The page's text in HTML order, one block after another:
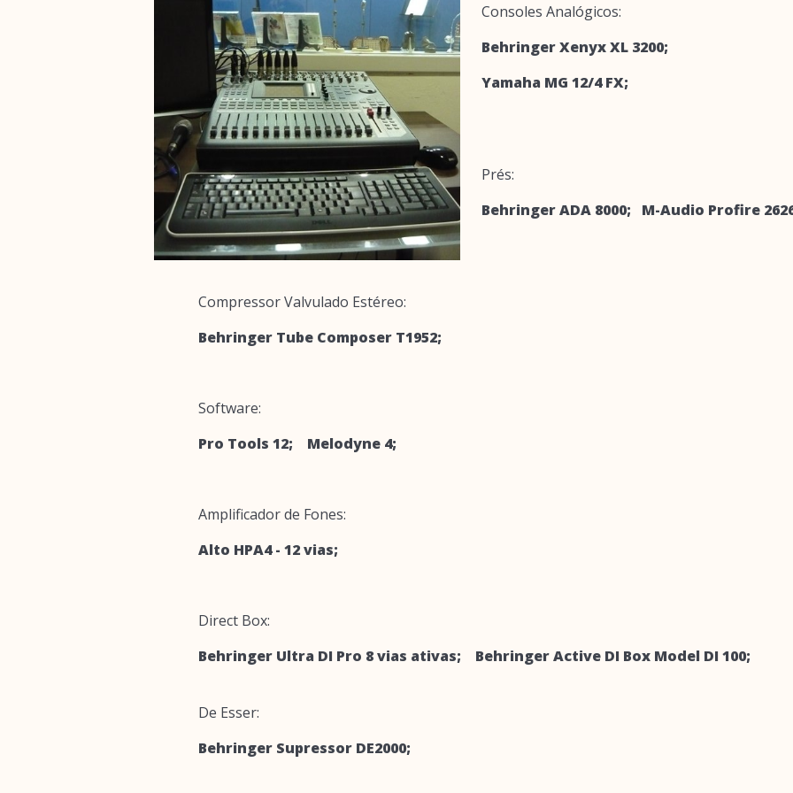
Consoles Analógicos:
Behringer Xenyx XL 3200;
Yamaha MG 12/4 FX;
Prés:
Behringer ADA 8000; M-Audio Profire
Compressor Valvulado Estéreo:
Behringer Tube Composer T1952;
Software:
Pro Tools 12; Melodyne 4;
Amplificador de Fones:
Alto HPA4 - 12 vias;
Direct Box:
Behringer Ultra DI Pro 8 vias ativas; Behringer Active DI Box Model DI 100;
De Esser:
Behringer Supressor DE2000;